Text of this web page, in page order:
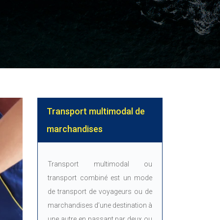
Transport multimodal de
marchandises
Transport multimodal ou
transport combiné est un mode
de transport de voyageurs ou de
marchandises d’une destination à